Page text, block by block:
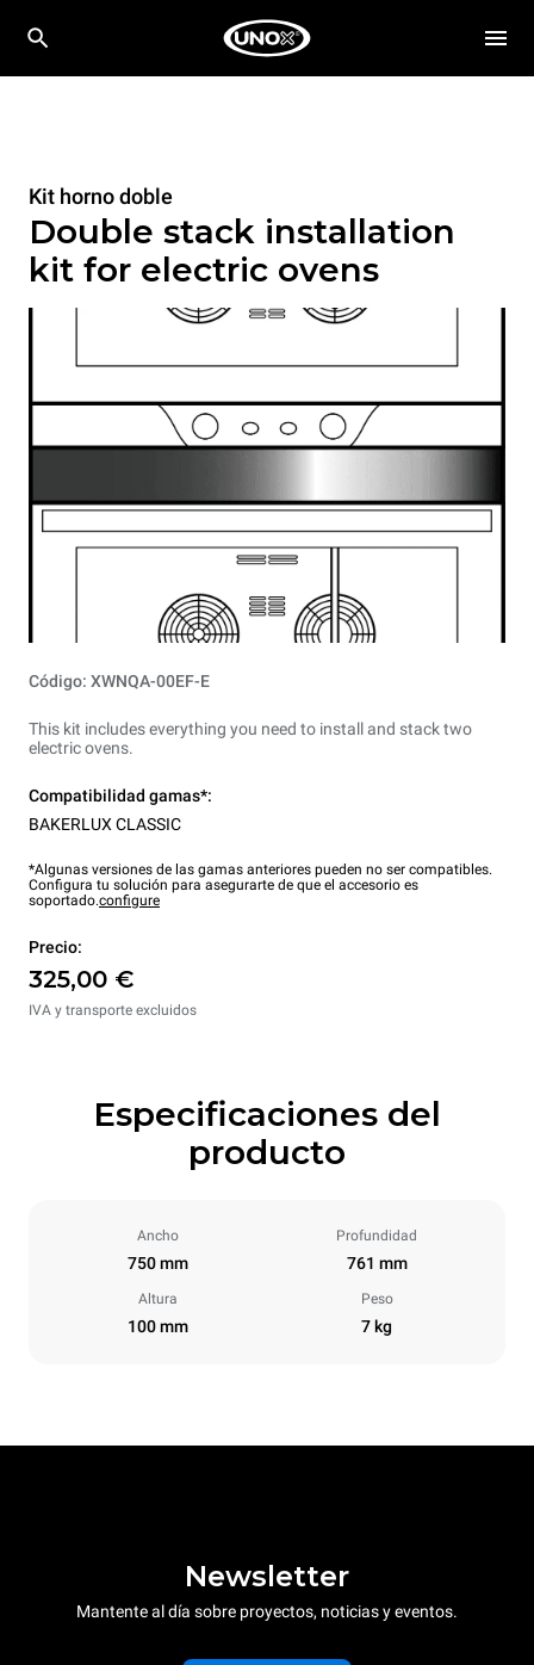
Kit horno doble
Double stack installation
kit for electric ovens
Código: XWNQA-00EF-E
This kit includes everything you need to install and stack two
electric ovens.
Compatibilidad gamas*:
BAKERLUX CLASSIC
*Algunas versiones de las gamas anteriores pueden no ser compatibles.
Configura tu solución para asegurarte de que el accesorio es
soportado.configure
Precio:
325,00 €
IVA y transporte excluidos
Especificaciones del
producto
Ancho
750 mm
Profundidad
761 mm
Altura
100 mm
Peso
7 kg
Newsletter
Mantente al día sobre proyectos, noticias y eventos.